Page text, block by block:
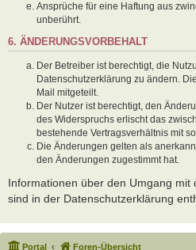
Ansprüche für eine Haftung aus
unberührt.
6. ÄNDERUNGSVORBEHALT
Der Betreiber ist berechtigt, die
Datenschutzerklärung zu ändern.
Mail mitgeteilt.
Der Nutzer ist berechtigt, den
des Widerspruchs erlischt das
bestehende Vertragsverhältnis mit
Die Änderungen gelten als
den Änderungen zugestimmt hat.
Informationen über den Umgang mit
sind in der Datenschutzerklärung
Portal Foren-Übersicht